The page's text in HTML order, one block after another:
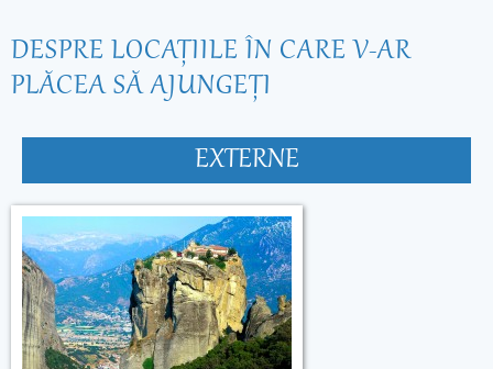
DESPRE LOCAŢIILE ÎN CARE V-AR
PLĂCEA SĂ AJUNGEŢI
EXTERNE